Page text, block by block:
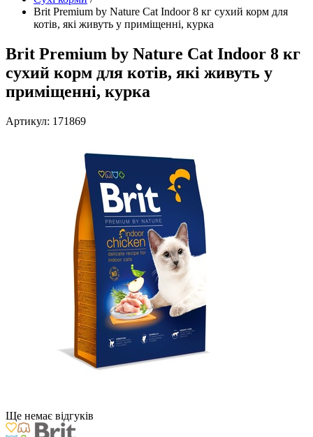
Brit Premium by Nature Cat Indoor 8 кг сухий корм для
котів, які живуть у приміщенні, курка
Brit Premium by Nature Cat Indoor 8 кг
сухий корм для котів, які живуть у
приміщенні, курка
Артикул: 171869
Ще немає відгуків